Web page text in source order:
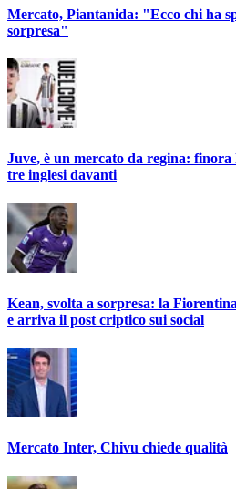
Mercato, Piantanida: "Ecco chi ha
sorpresa"
Juve, è un mercato da regina: finora
tre inglesi davanti
Kean, svolta a sorpresa: la
e arriva il post criptico sui social
Mercato Inter, Chivu chiede qualità